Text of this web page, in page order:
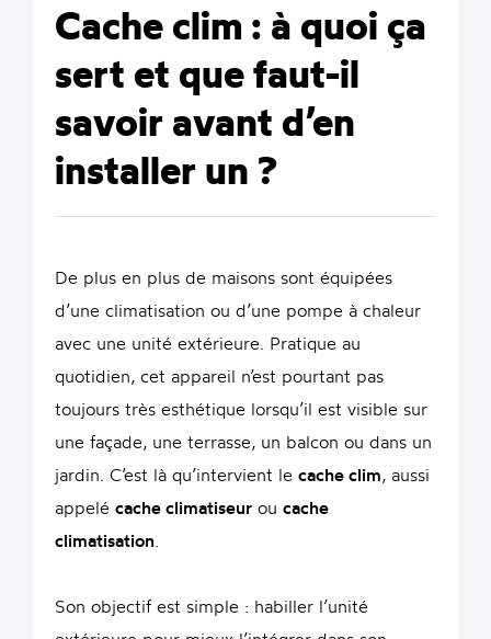
Cache clim : à quoi ça
sert et que faut-il
savoir avant d’en
installer un ?
De plus en plus de maisons sont équipées
d’une climatisation ou d’une pompe à chaleur
avec une unité extérieure. Pratique au
quotidien, cet appareil n’est pourtant pas
toujours très esthétique lorsqu’il est visible sur
une façade, une terrasse, un balcon ou dans un
jardin. C’est là qu’intervient le cache clim, aussi
appelé cache climatiseurou cache
climatisation.
Son objectif est simple : habiller l’unité